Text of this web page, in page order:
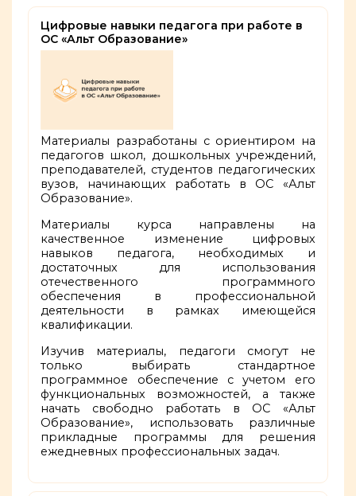
Цифровые навыки педагога при работе в
ОС «Альт Образование»
Материалы разработаны с ориентиром на
педагогов школ, дошкольных учреждений,
преподавателей, студентов педагогических
вузов, начинающих работать в ОС «Альт
Образование».
Материалы курса направлены на
качественное изменение цифровых
навыков педагога, необходимых и
достаточных для использования
отечественного программного
обеспечения в профессиональной
деятельности в рамках имеющейся
квалификации.
Изучив материалы, педагоги смогут не
только выбирать стандартное
программное обеспечение с учетом его
функциональных возможностей, а также
начать свободно работать в ОС «Альт
Образование», использовать различные
прикладные программы для решения
ежедневных профессиональных задач.